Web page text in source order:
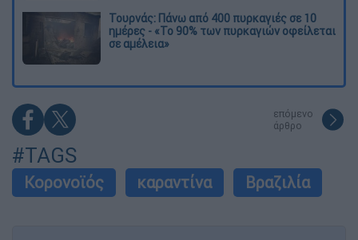
Τουρνάς: Πάνω από 400 πυρκαγιές σε 10
ημέρες - «Το 90% των πυρκαγιών οφείλεται
σε αμέλεια»
επόμενο
άρθρο
#TAGS
Κορονοϊός καραντίνα Βραζιλία